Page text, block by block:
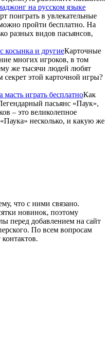
поиграть в увлекательные
пройти бесплатно. На
разных видов пасьянсов,
Карточные
многих игроков, в том
же тысячи людей любят
секрет этой карточной игры?
Как
пасьянс «Паук»,
– это великолепное
несколько, и какую же
что с ними связано.
новинок, поэтому
перед добавлением на сайт
По всем вопросам